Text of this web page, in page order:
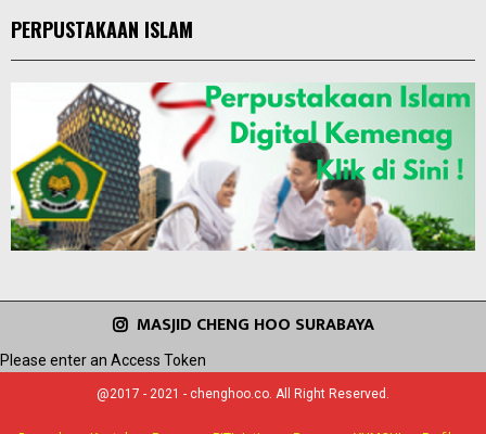
PERPUSTAKAAN ISLAM
MASJID CHENG HOO SURABAYA
Please enter an Access Token
@2017 - 2021 - chenghoo.co. All Right Reserved.